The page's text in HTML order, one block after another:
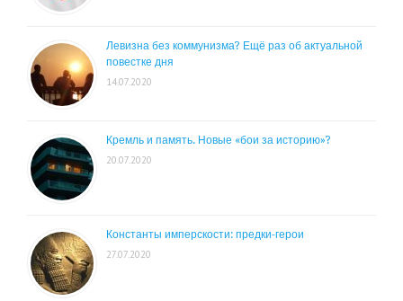
Левизна без коммунизма? Ещё раз об актуальной
повестке дня
14.07.2020
Кремль и память. Новые «бои за историю»?
20.07.2020
Константы имперскости: предки-герои
27.07.2020